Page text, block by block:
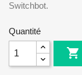
Switchbot.
Quantité
